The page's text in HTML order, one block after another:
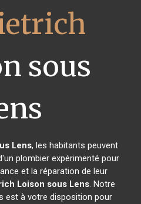
sous
Lens, les habitants peuvent
plombier expérimenté pour
et la réparation de leur
Loison sous Lens. Notre
est à votre disposition pour